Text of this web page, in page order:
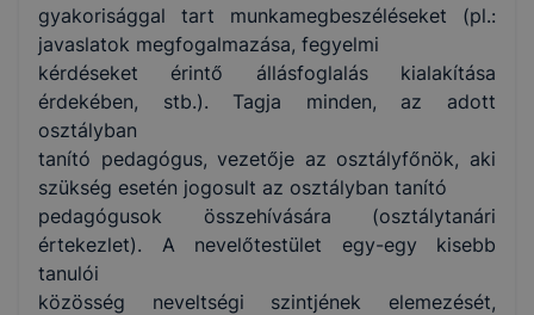
gyakorisággal tart munkamegbeszéléseket (pl.:
javaslatok megfogalmazása, fegyelmi
kérdéseket érintő állásfoglalás kialakítása
érdekében, stb.). Tagja minden, az adott
osztályban
tanító pedagógus, vezetője az osztályfőnök, aki
szükség esetén jogosult az osztályban tanító
pedagógusok összehívására (osztálytanári
értekezlet). A nevelőtestület egy-egy kisebb
tanulói
közösség neveltségi szintjének elemezését,